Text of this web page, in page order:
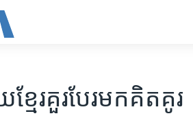
ែរ​គួរ​បែរ​មក​គិត​គូរ​